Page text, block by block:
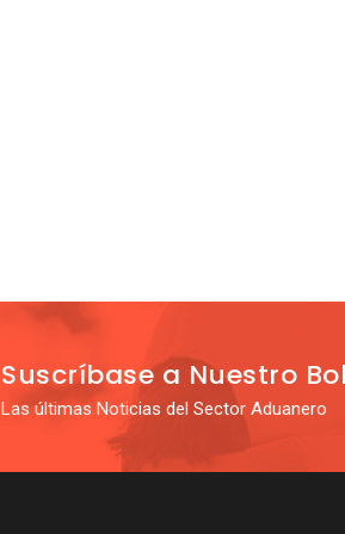
Suscríbase a Nuestro
Las últimas Noticias del Sector Aduanero